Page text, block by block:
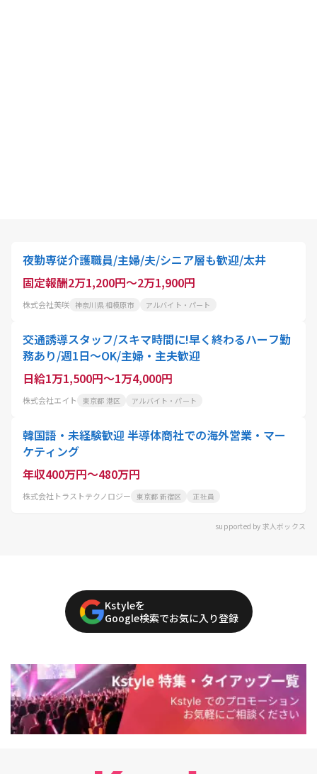
夜勤専従介護職員/主婦/夫/シニア層も歓迎/太井
固定報酬2万1,200円～2万1,900円
株式会社美咲 神奈川県 相模原市 アルバイト・パート
交通誘導スタッフ/スキマ時間に!早く終わるハーフ勤
務あり/週1日～OK/主婦・主夫歓迎
日給1万1,500円～1万4,000円
株式会社エイト 東京都 港区 アルバイト・パート
韓国語・未経験歓迎 半導体商社での海外営業・マー
ケティング
年収400万円～480万円
株式会社トラストテクノロジー 東京都 新宿区 正社員
supported by 求人ボックス
Kstyleを
Google検索でお気に入り登録